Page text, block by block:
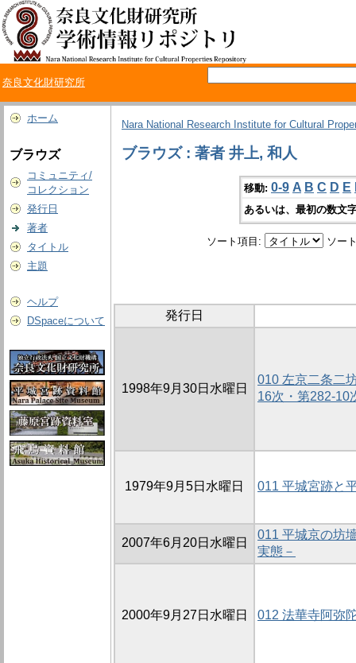
奈良文化財研究所
ホーム
ブラウズ
コミュニティ/
コレクション
発行日
著者
タイトル
主題
ヘルプ
DSpaceについて
Nara National Research Institute for Cultural
ブラウズ : 著者 井上, 和人
移動: 0-9 A B C D E
あるいは、最初の数文
ソート項目: ソー
発行日
1998年9月30日水曜日
010 左京二条二
16次・第282-10
1979年9月5日水曜日 011 平城宮跡と
2007年6月20日水曜日
011 平城京の坊
実態－
2000年9月27日水曜日 012 法華寺阿弥